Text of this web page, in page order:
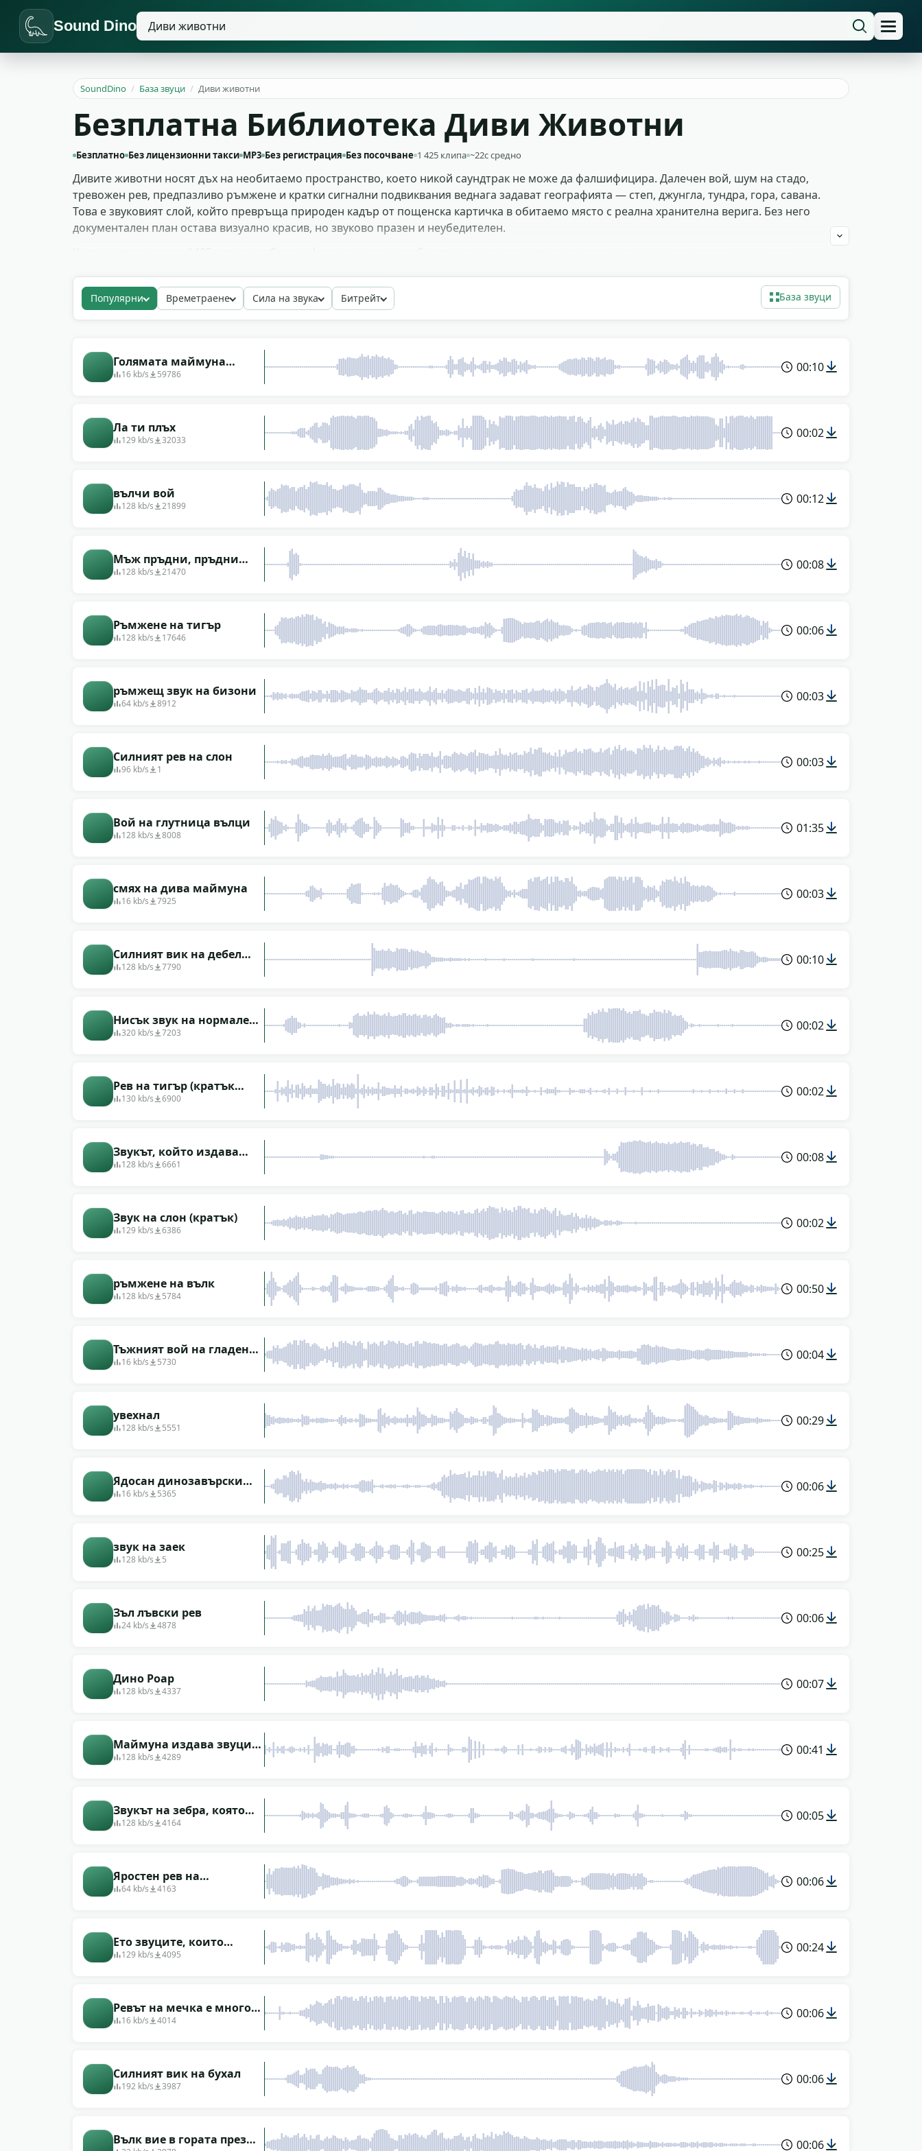
Sound Dino
SoundDino / База звуци / Диви животни
Безплатна Библиотека Диви Животни
Безплатно Без лицензионни такси MP3 Без регистрация Без посочване 1 425 клипа ~22с средно
Дивите животни носят дъх на необитаемо пространство, което никой саундтрак не може да фалшифицира. Далечен вой, шум на стадо,
тревожен рев, предпазливо ръмжене и кратки сигнални подвиквания веднага задават географията — степ, джунгла, тундра, гора, савана.
Това е звуковият слой, който превръща природен кадър от пощенска картичка в обитаемо място с реална хранителна верига. Без него
документален план остава визуално красив, но звуково празен и неубедителен.
open-world карти, vlog автори за пътешествия ги пускат под B-roll кадри, образователен канал ги вмъква в детски урок за
биоразнообразие. Тегли безплатно като royalty-free стемове и ги използвай в комерсиален монтаж без лиценз и без атрибуция.
Популярни Времетраене Сила на звука Битрейт База звуци
Голямата маймуна
крещи и бесни
16 kb/s 59786 00:10
Ла ти плъх
129 kb/s 32033 00:02
вълчи вой
128 kb/s 21899 00:12
Мъж пръдни, пръдни
(пръдни)
128 kb/s 21470 00:08
Ръмжене на тигър
128 kb/s 17646 00:06
ръмжещ звук на бизони
64 kb/s 8912 00:03
Силният рев на слон
96 kb/s 1 00:03
Вой на глутница вълци
128 kb/s 8008 01:35
смях на дива маймуна
16 kb/s 7925 00:03
Силният вик на дебел
хамбар
128 kb/s 7790 00:10
Нисък звук на нормален
крясък
320 kb/s 7203 00:02
Рев на тигър (кратък
звук)
130 kb/s 6900 00:02
Звукът, който издава
големият бизон
128 kb/s 6661 00:08
Звук на слон (кратък)
129 kb/s 6386 00:02
ръмжене на вълк
128 kb/s 5784 00:50
Тъжният вой на гладен
вълк
16 kb/s 5730 00:04
увехнал
128 kb/s 5551 00:29
Ядосан динозавърски
вик
16 kb/s 5365 00:06
звук на заек
128 kb/s 5 00:25
Зъл лъвски рев
24 kb/s 4878 00:06
Дино Роар
128 kb/s 4337 00:07
Маймуна издава звуци
(имитация на глас)
128 kb/s 4289 00:41
Звукът на зебра, която
издава звук с устата си
128 kb/s 4164 00:05
Яростен рев на
бенгалския тигър
64 kb/s 4163 00:06
Ето звуците, които
издава дивият тигър -
129 kb/s 4095 00:24
Ревът на мечка е много
близо
16 kb/s 4014 00:06
Силният вик на бухал
192 kb/s 3987 00:06
Вълк вие в гората през
00:06